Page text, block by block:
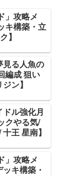
」攻略メ
キ構築・立
】
見る人魚の
編成 狙い
ン】
ドル強化月
クやる気/
王 星南】
」攻略メ
キ構築・